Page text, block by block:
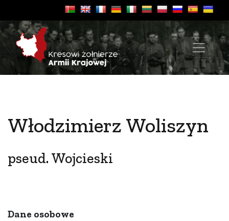
Włodzimierz Woliszyn
pseud. Wojcieski
Dane osobowe